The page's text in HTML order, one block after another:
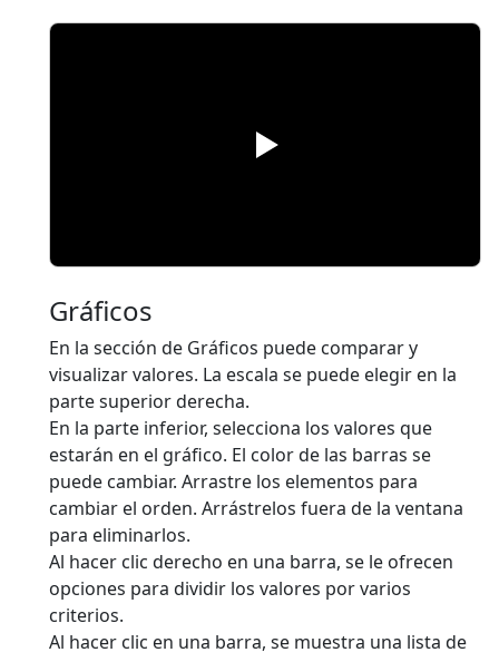
Gráficos
En la sección de Gráficos puede comparar y
visualizar valores. La escala se puede elegir en la
parte superior derecha.
En la parte inferior, selecciona los valores que
estarán en el gráfico. El color de las barras se
puede cambiar. Arrastre los elementos para
cambiar el orden. Arrástrelos fuera de la ventana
para eliminarlos.
Al hacer clic derecho en una barra, se le ofrecen
opciones para dividir los valores por varios
criterios.
Al hacer clic en una barra, se muestra una lista de